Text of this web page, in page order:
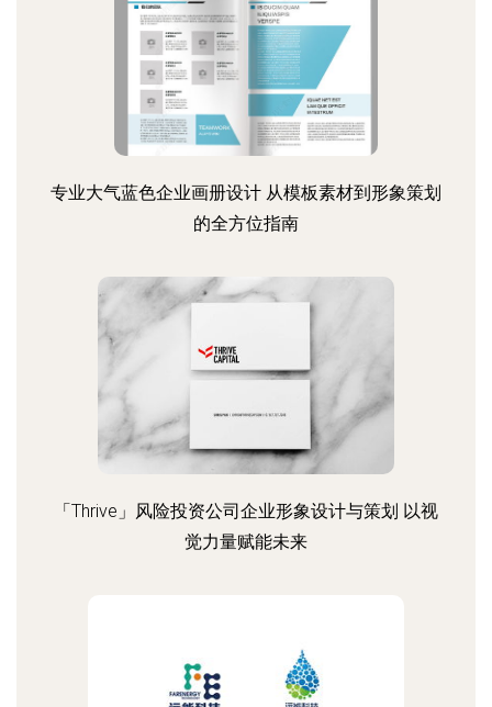
专业大气蓝色企业画册设计 从模板素材到形象策划
的全方位指南
「Thrive」风险投资公司企业形象设计与策划 以视
觉力量赋能未来